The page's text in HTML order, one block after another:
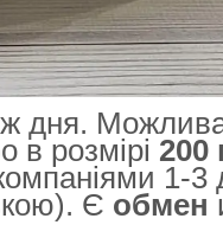
дня.
в розмірі 200
1-3
Є обмен